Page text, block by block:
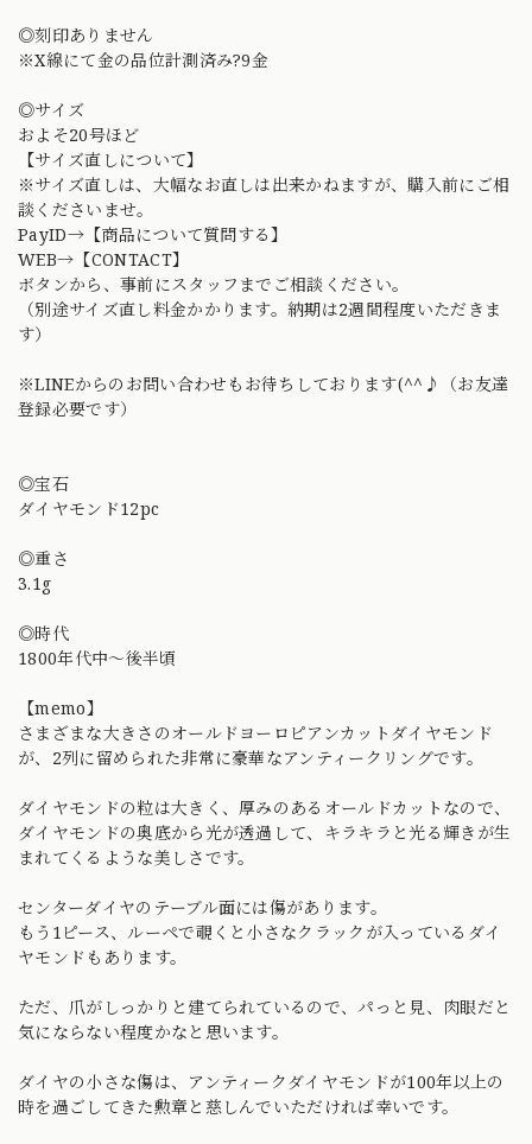
◎刻印ありません
※X線にて金の品位計測済み?9金
◎サイズ
およそ20号ほど
【サイズ直しについて】
※サイズ直しは、大幅なお直しは出来かねますが、購入前にご相
談くださいませ。
PayID→【商品について質問する】
WEB→【CONTACT】
ボタンから、事前にスタッフまでご相談ください。
（別途サイズ直し料金かかります。納期は2週間程度いただきま
す）
※LINEからのお問い合わせもお待ちしております(^^♪（お友達
登録必要です）
◎宝石
ダイヤモンド12pc
◎重さ
3.1g
◎時代
1800年代中〜後半頃
【memo】
さまざまな大きさのオールドヨーロピアンカットダイヤモンド
が、2列に留められた非常に豪華なアンティークリングです。
ダイヤモンドの粒は大きく、厚みのあるオールドカットなので、
ダイヤモンドの奥底から光が透過して、キラキラと光る輝きが生
まれてくるような美しさです。
センターダイヤのテーブル面には傷があります。
もう1ピース、ルーペで覗くと小さなクラックが入っているダイ
ヤモンドもあります。
ただ、爪がしっかりと建てられているので、パっと見、肉眼だと
気にならない程度かなと思います。
ダイヤの小さな傷は、アンティークダイヤモンドが100年以上の
時を過ごしてきた勲章と慈しんでいただければ幸いです。